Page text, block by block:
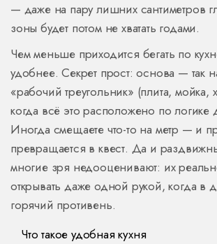
— даже на пару лишних сантиметров
зоны будет потом не хватать годами.
Чем меньше приходится бегать по
удобнее. Секрет прост: основа — так
«рабочий треугольник» (плита, мойка,
когда всё это расположено по логике
Иногда смещаете что-то на метр — и
превращается в квест. Да и
многие зря недооценивают: их
открывать даже одной рукой, когда в
горячий противень.
Что такое удобная кухня